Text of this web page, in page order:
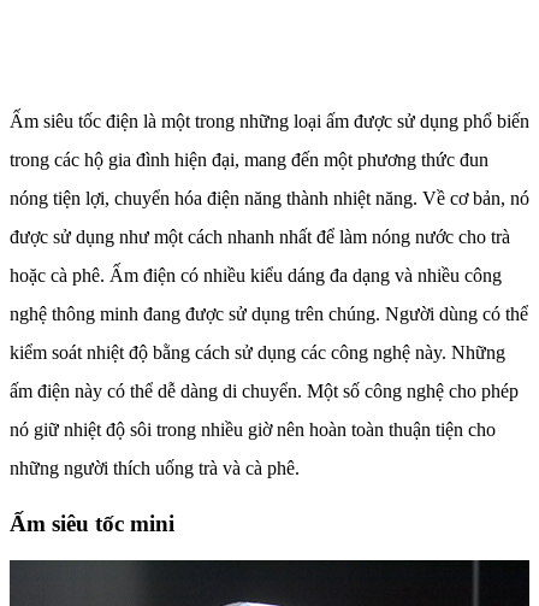
Ấm siêu tốc điện là một trong những loại ấm được sử dụng phổ biến
trong các hộ gia đình hiện đại, mang đến một phương thức đun
nóng tiện lợi, chuyển hóa điện năng thành nhiệt năng. Về cơ bản, nó
được sử dụng như một cách nhanh nhất để làm nóng nước cho trà
hoặc cà phê. Ấm điện có nhiều kiểu dáng đa dạng và nhiều công
nghệ thông minh đang được sử dụng trên chúng. Người dùng có thể
kiểm soát nhiệt độ bằng cách sử dụng các công nghệ này. Những
ấm điện này có thể dễ dàng di chuyển. Một số công nghệ cho phép
nó giữ nhiệt độ sôi trong nhiều giờ nên hoàn toàn thuận tiện cho
những người thích uống trà và cà phê.
Ấm siêu tốc mini